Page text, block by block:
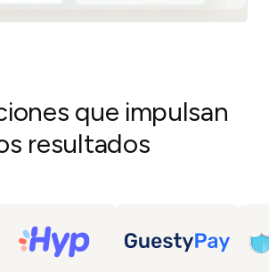
que impulsan
resultados